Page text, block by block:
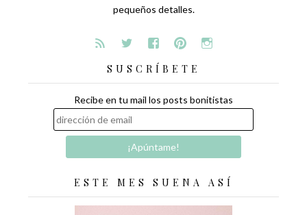
pequeños detalles.
SUSCRÍBETE
Recibe en tu mail los posts bonitistas
ESTE MES SUENA ASÍ